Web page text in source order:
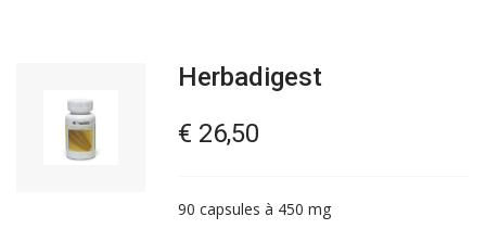
Herbadigest
€ 26,50
90 capsules à 450 mg